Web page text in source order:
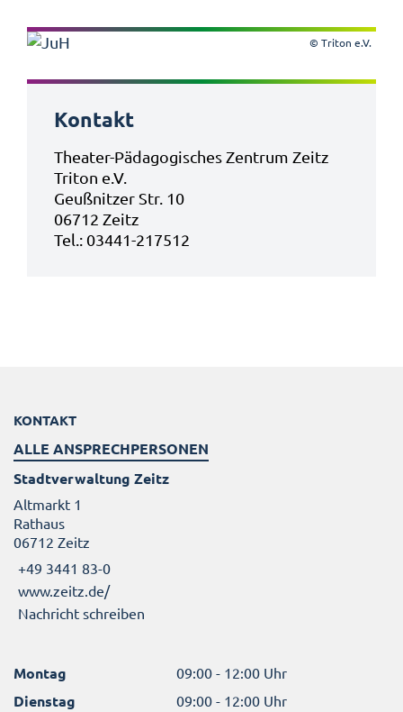
© Triton e.V.
Kontakt
Theater-Pädagogisches Zentrum Zeitz
Triton e.V.
Geußnitzer Str. 10
06712 Zeitz
Tel.: 03441-217512
KONTAKT
ALLE ANSPRECHPERSONEN
Stadtverwaltung Zeitz
Altmarkt 1
Rathaus
06712 Zeitz
+49 3441 83-0
www.zeitz.de/
Nachricht schreiben
Montag 09:00 - 12:00 Uhr
Dienstag
09:00 - 12:00 Uhr